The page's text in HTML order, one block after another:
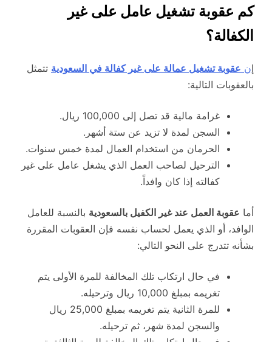
كم عقوبة تشغيل عامل على غير
الكفالة؟
إن عقوبة تشغيل عمالة على غير كفالة في السعودية تتمثل
بالعقوبات التالية:
غرامة مالية قد تصل إلى 100,000 ريال.
السجن لمدة لا تزيد عن ستة أشهر.
الحرمان من استخدام العمال لمدة خمس سنوات.
الترحيل لصاحب العمل الذي يشغل عامل على غير
كفالته إذا كان وافداً.
أما عقوبة العمل عند غير الكفيل بالسعودية بالنسبة للعامل
الوافد، أو الذي يعمل لحساب نفسه فإن العقوبات المقررة
بشأنه تتدرج على النحو التالي:
في حال ارتكاب تلك المخالفة للمرة الأولى يتم
تغريمه بمبلغ 10,000 ريال وترحيله.
للمرة الثانية يتم تغريمه بمبلغ 25,000 ريال
والسجن لمدة شهر، ثم ترحيله.